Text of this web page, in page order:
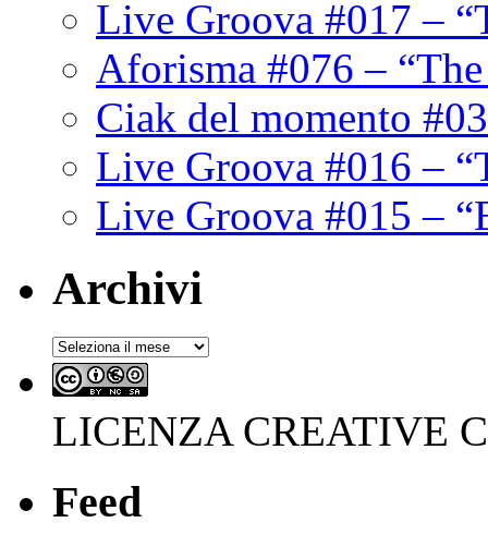
Live Groova #017 –
Aforisma #076 –
Ciak del momento
Live Groova #016 –
Live Groova #015 –
Archivi
Archivi
LICENZA CREATIVE
Feed